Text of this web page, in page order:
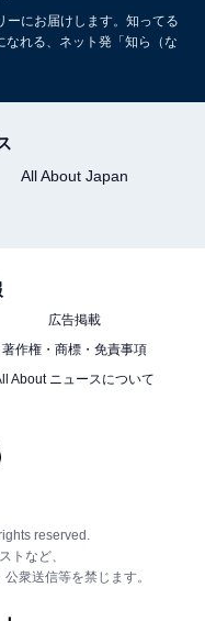
ーにお届けします。知ってる
れる、ネット発「知ら（な
All About Japan
広告掲載
著作権・商標・免責事項
About ニュースについて
reserved.
トなど、
衆送信等を禁じます。